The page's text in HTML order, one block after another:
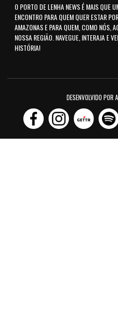
O PORTO DE LENHA NEWS É MAIS QUE
ENCONTRO PARA QUEM QUER ESTAR
AMAZONAS E PARA QUEM, COMO NÓS,
NOSSA REGIÃO. NAVEGUE, INTERAJA E
HISTÓRIA!
DESENVOLVIDO POR